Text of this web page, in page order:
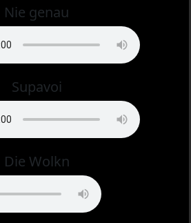
Nie genau
Supavoi
Die Wolkn